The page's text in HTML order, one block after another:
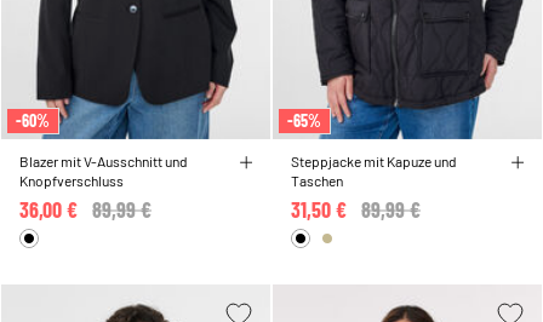
-60%
Blazer mit V-Ausschnitt und
Knopfverschluss
Price reduced from
89,99 €
36,00 €
-65%
Steppjacke mit Kapuze und
Taschen
Price reduced from
89,99 €
31,50 €